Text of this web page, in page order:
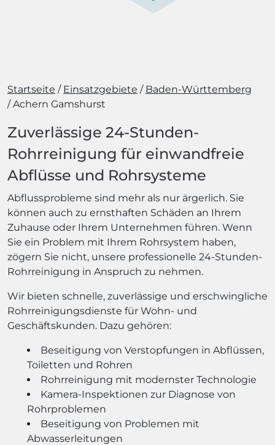
Startseite Einsatzgebiete
Baden-Württemberg
Achern Gamshurst
Zuverlässige 24-Stunden-
Rohrreinigung für einwandfreie
Abflüsse und Rohrsysteme
Abflussprobleme sind mehr als nur ärgerlich. Sie
können auch zu ernsthaften Schäden an Ihrem
Zuhause oder Ihrem Unternehmen führen. Wenn
Sie ein Problem mit Ihrem Rohrsystem haben,
zögern Sie nicht, unsere professionelle 24-Stunden-
Rohrreinigung in Anspruch zu nehmen.
Wir bieten schnelle, zuverlässige und erschwingliche
Rohrreinigungsdienste für Wohn- und
Geschäftskunden. Dazu gehören:
Beseitigung von Verstopfungen in Abflüssen,
Toiletten und Rohren
Rohrreinigung mit modernster Technologie
Kamera-Inspektionen zur Diagnose von
Rohrproblemen
Beseitigung von Problemen mit
Abwasserleitungen